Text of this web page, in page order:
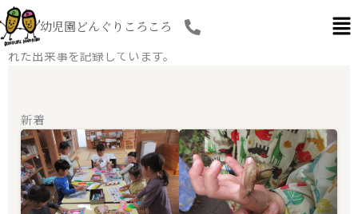
内
容
を
ス
幼児園どんぐりころころ
どんぐり生活日記
子どもたちの日々の発見や成長、季節の移り変わりの中で生ま
れた出来事を記録しています。
新着